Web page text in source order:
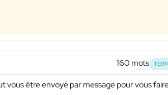
160 mots
vous être envoyé par message pour vous